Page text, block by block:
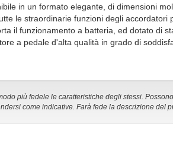
in un formato elegante, di dimensioni
le straordinarie funzioni degli accordatori
il funzionamento a batteria, ed dotato di
a pedale d'alta qualità in grado di
più fedele le caratteristiche degli stessi.
come indicative. Farà fede la descrizione del